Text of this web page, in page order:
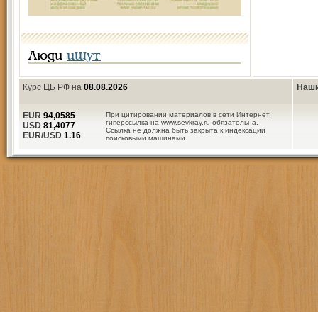
Люди ищут
Курс ЦБ РФ на 08.08.2026
При цитировании материалов в сети Интернет,
гиперссылка на www.sevkray.ru обязательна.
Ссылка не должна быть закрыта к индексации
поисковыми машинами.
EUR 94,0585
USD 81,4077
EUR/USD 1.16